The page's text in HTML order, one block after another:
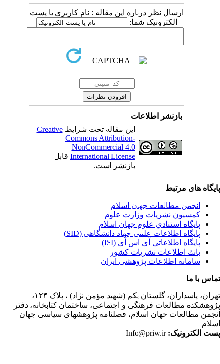
ارسال نظر درباره این مقاله : نام کاربری یا پست
الکترونیک شما:
بازنشر اطلاعات
این مقاله تحت شرایطCreative
Commons Attribution-
NonCommercial 4.0
International Licenseقابل
بازنشر است.
های مرتبط
انجمن مطالعات جهان اسلام
کمسیون نشریات وزارت علوم
پايگاه استنادي علوم جهان اسلام
پایگاه اطلاعات علمی جهاد دانشگاهی (SID)
پایگاه اطلاعاتی آی اس آی (ISI)
بانك اطلاعات نشريات كشور
سامانه اطلاعات پژوهشی ایران
با ما
پاسداران، گلستان یکم (شهید مؤمن نژاد) ، پلاک ۱۲۴،
مطالعات فرهنگی و اجتماعی، ساختمان کتابخانه، دفتر
مطالعات جهان اسلام، فصلنامه پژوهشهای سیاسی جهان
الکترونیک:Info@priw.ir